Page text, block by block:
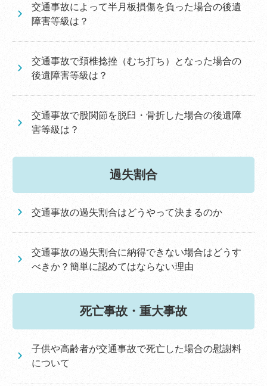
交通事故によって半月板損傷を負った場合の後遺
障害等級は？
交通事故で頚椎捻挫（むち打ち）となった場合の
後遺障害等級は？
交通事故で股関節を脱臼・骨折した場合の後遺障
害等級は？
過失割合
交通事故の過失割合はどうやって決まるのか
交通事故の過失割合に納得できない場合はどうす
べきか？簡単に認めてはならない理由
死亡事故・重大事故
子供や高齢者が交通事故で死亡した場合の慰謝料
について